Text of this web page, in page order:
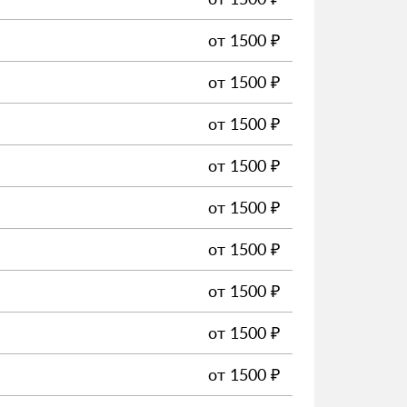
от 1500 ₽
от 1500 ₽
от 1500 ₽
от 1500 ₽
от 1500 ₽
от 1500 ₽
от 1500 ₽
от 1500 ₽
от 1500 ₽